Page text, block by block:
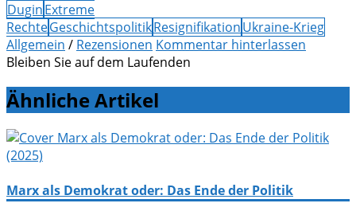
DuginExtreme
RechteGeschichtspolitikResignifikationUkraine-Krieg
Allgemein / Rezensionen Kommentar hinterlassen
Bleiben Sie auf dem Laufenden
Ähnliche Artikel
Marx als Demokrat oder: Das Ende der Politik